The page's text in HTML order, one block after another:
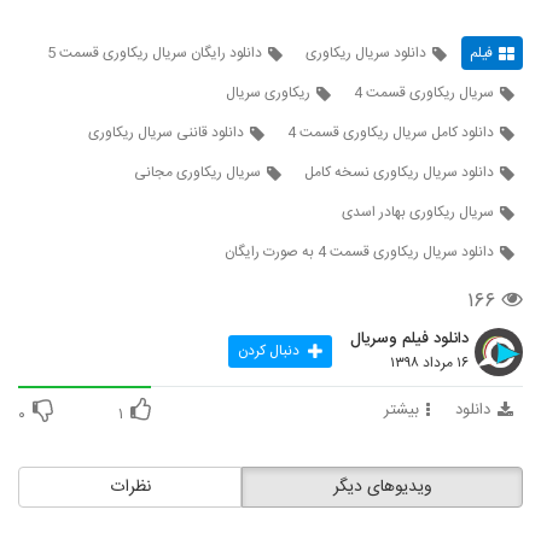
فیلم دانلود سریال ریکاوری
دانلود رایگان سریال ریکاوری قسمت 5
سریال ریکاوری قسمت 4
ریکاوری سریال
دانلود کامل سریال ریکاوری قسمت 4
دانلود قاننی سریال ریکاوری
دانلود سریال ریکاوری نسخه کامل
سریال ریکاوری مجانی
سریال ریکاوری بهادر اسدی
دانلود سریال ریکاوری قسمت 4 به صورت رایگان
۱۶۶
دانلود فیلم وسریال
۱۶ مرداد ۱۳۹۸ دنبال کردن
دانلود بیشتر ۱ ۰
نظرات ویدیوهای دیگر